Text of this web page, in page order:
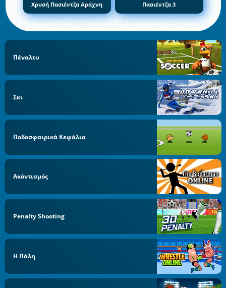
Χρυσή Πασιέντζα Αράχνη Πασιέντζα 3
Πέναλτυ
Σκι
Ποδοσφαιρικά Κεφάλια
Ακόντισμός
Penalty Shooting
Η Πάλη